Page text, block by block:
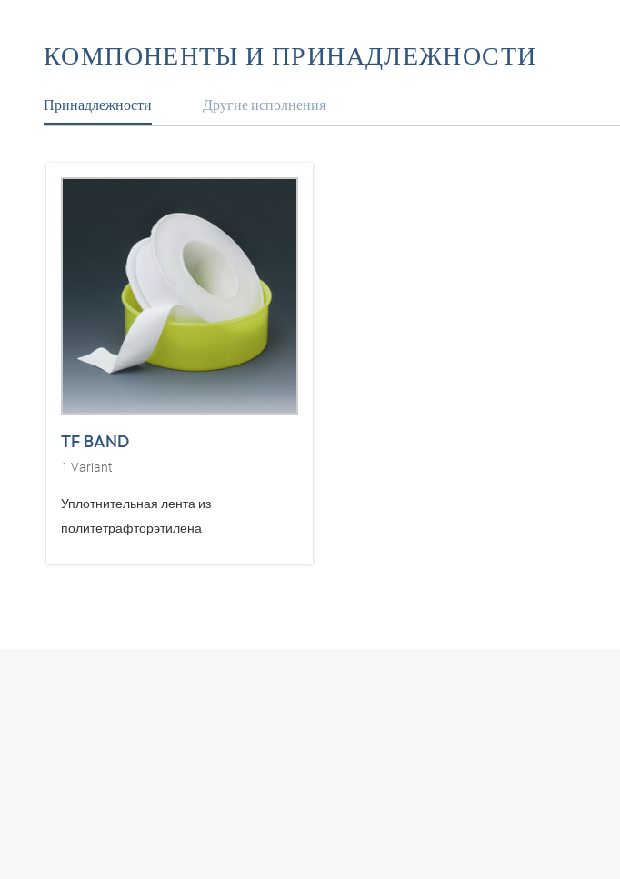
КОМПОНЕНТЫ И ПРИНАДЛЕЖНОСТИ
Принадлежности
TF BAND
1 Variant
Уплотнительная лента из
политетрафторэтилена
Другие исполнения